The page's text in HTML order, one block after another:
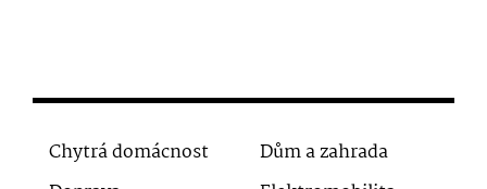
Chytrá domácnost
Dům a zahrada